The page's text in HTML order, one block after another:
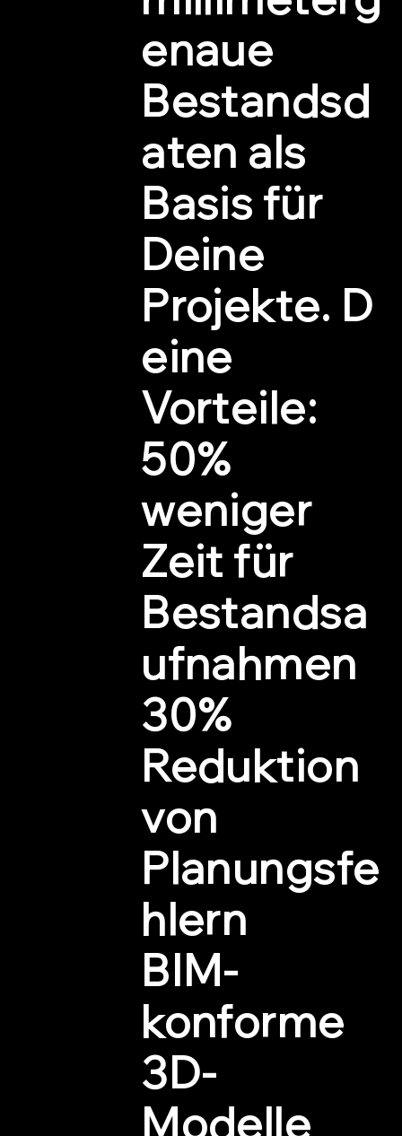
enaue
Bestandsd
aten als
Basis für
Deine
Projekte. D
eine
Vorteile:
50%
weniger
Zeit für
Bestandsa
ufnahmen
30%
Reduktion
von
Planungsfe
hlern
BIM-
konforme
3D-
Modelle